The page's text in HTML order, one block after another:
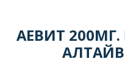
АЕВИТ